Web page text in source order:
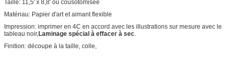
Taille: 11,5' x 8,8' ou cousotomisée
Matériau: Papier d'art et aimant flexible
Impression: imprimer en 4C en accord avec les illustrations sur mesure avec le
tableau noir,Laminage spécial à effacer à sec.
Finition: découpe à la taille, colle,